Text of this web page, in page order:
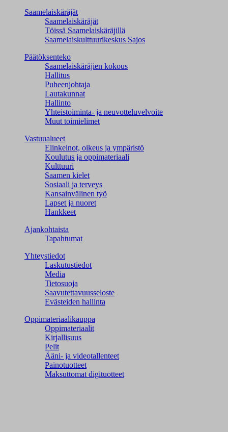
Saamelaiskäräjät
Saamelaiskäräjät
Töissä Saamelaiskäräjillä
Saamelaiskulttuuri­keskus Sajos
Päätöksenteko
Saamelaiskäräjien kokous
Hallitus
Puheenjohtaja
Lautakunnat
Hallinto
Yhteistoiminta- ja neuvotteluvelvoite
Muut toimielimet
Vastuualueet
Elinkeinot, oikeus ja ympäristö
Koulutus ja oppimateriaali
Kulttuuri
Saamen kielet
Sosiaali ja terveys
Kansainvälinen työ
Lapset ja nuoret
Hankkeet
Ajankohtaista
Tapahtumat
Yhteystiedot
Laskutustiedot
Media
Tietosuoja
Saavutettavuusseloste
Evästeiden hallinta
Oppimateriaalikauppa
Oppimateriaalit
Kirjallisuus
Pelit
Ääni- ja videotallenteet
Painotuotteet
Maksuttomat digituotteet